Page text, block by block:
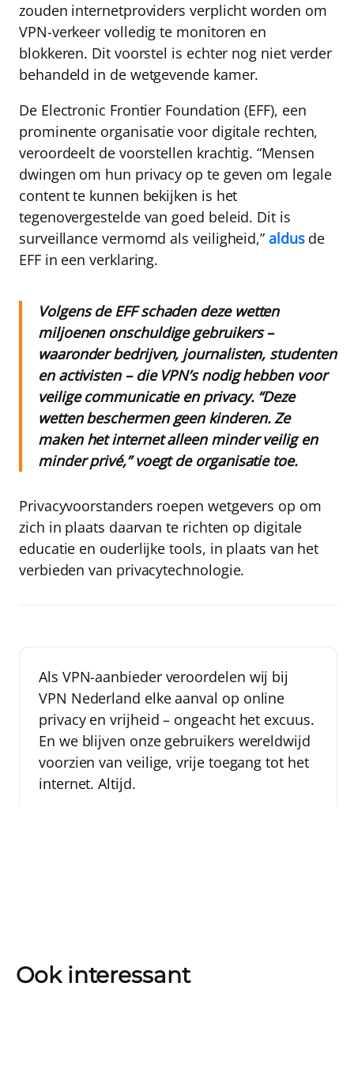
zouden internetproviders verplicht worden om
VPN-verkeer volledig te monitoren en
blokkeren. Dit voorstel is echter nog niet verder
behandeld in de wetgevende kamer.
DeElectronic Frontier Foundation (EFF), een
prominente organisatie voor digitale rechten,
veroordeelt de voorstellen krachtig. “Mensen
dwingen om hun privacy op te geven om legale
content te kunnen bekijken is het
tegenovergestelde van goed beleid. Dit is
surveillance vermomd als veiligheid,” aldusde
EFF in een verklaring.
Volgens de EFF schaden deze wetten
miljoenen onschuldige gebruikers –
waaronder bedrijven, journalisten, studenten
en activisten – die VPN’s nodig hebben voor
veilige communicatie en privacy. “Deze
wetten beschermen geen kinderen. Ze
maken het internet alleen minder veilig en
minder privé,” voegt de organisatie toe.
Privacyvoorstanders roepen wetgevers op om
zich in plaats daarvan te richten op digitale
educatie en ouderlijke tools, in plaats van het
verbieden van privacytechnologie.
Als VPN-aanbieder veroordelen wij bij
VPN Nederland elke aanval op online
privacy en vrijheid – ongeacht het excuus.
En we blijven onze gebruikers wereldwijd
voorzien van veilige, vrije toegang tot het
internet. Altijd.
Ook interessant